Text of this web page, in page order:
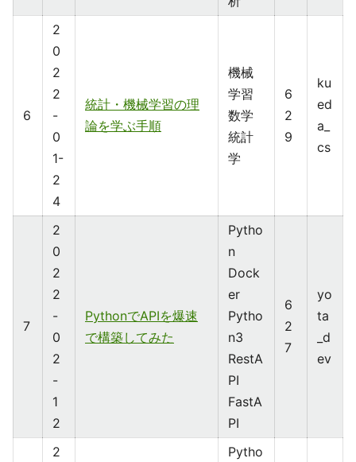
6
2
0
2
2
-
0
1-
2
4
統計・機械学習の理
論を学ぶ手順
機械
学習
数学
統計
学
6
2
9
ku
ed
a_
cs
7
2
0
2
2
-
0
2
-
1
2
PythonでAPIを爆速
で構築してみた
Pytho
n
Dock
er
Pytho
n3
RestA
PI
FastA
PI
6
2
7
yo
ta
_d
ev
2
Pytho